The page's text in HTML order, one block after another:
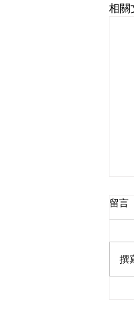
相關
留言
撰